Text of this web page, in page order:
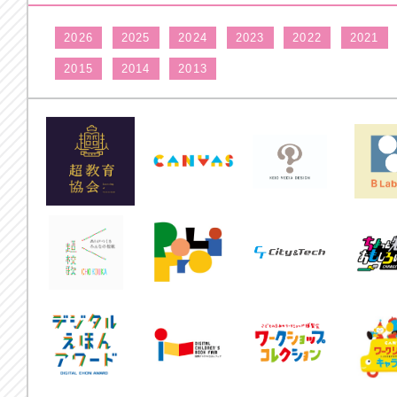
2026 2025 2024 2023 2022 2021
2015 2014 2013